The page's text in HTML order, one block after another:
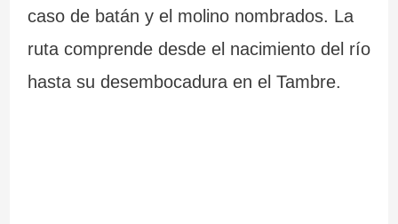
caso de batán y el molino nombrados. La
ruta comprende desde el nacimiento del río
hasta su desembocadura en el Tambre.